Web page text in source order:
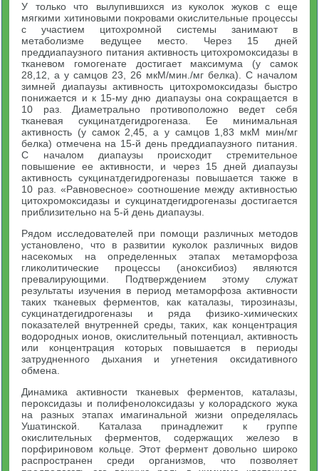
У только что вылупившихся из куколок жуков с еще
мягкими хитиновыми покровами окислительные процессы
с участием цитохромной системы занимают в
метаболизме ведущее место. Через 15 дней
преддиапаузного питания активность цитохромоксидазы в
тканевом гомогенате достигает максимума (у самок
28,12, а у самцов 23, 26 мкМ/мин./мг белка). С началом
зимней диапаузы активность цитохромоксидазы быстро
понижается и к 15-му дню диапаузы она сокращается в
10 раз. Диаметрально противоположно ведет себя
тканевая сукцинатдегидрогеназа. Ее минимальная
активность (у самок 2,45, а у самцов 1,83 мкМ мин/мг
белка) отмечена на 15-й день преддиапаузного питания.
С началом диапаузы происходит стремительное
повышение ее активности, и через 15 дней диапаузы
активность сукцинатдегидрогеназы повышается также в
10 раз. «Равновесное» соотношение между активностью
цитохромоксидазы и сукцинатдегидрогеназы достигается
приблизительно на 5-й день диапаузы.
Рядом исследователей при помощи различных методов
установлено, что в развитии куколок различных видов
насекомых на определенных этапах метаморфоза
гликолитические процессы (аноксибиоз) являются
превалирующими. Подтверждением этому служат
результаты изучения в период метаморфоза активности
таких тканевых ферментов, как каталазы, тирозиназы,
сукцинатдегидрогеназы и ряда физико-химических
показателей внутренней среды, таких, как концентрация
водородных ионов, окислительный потенциал, активность
или концентрация которых повышается в периоды
затрудненного дыхания и угнетения оксидативного
обмена.
Динамика активности тканевых ферментов, каталазы,
пероксидазы и полифенолоксидазы у колорадского жука
на разных этапах имагинальной жизни определялась
Ушатинской. Каталаза принадлежит к группе
окислительных ферментов, содержащих железо в
порфириновом кольце. Этот фермент довольно широко
распространен среди организмов, что позволяет